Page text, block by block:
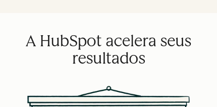
A HubSpot acelera seus
resultados